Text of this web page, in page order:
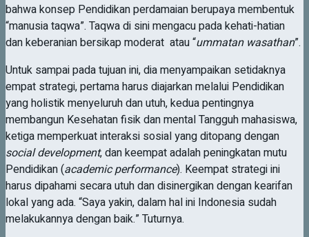
bahwa konsep Pendidikan perdamaian berupaya membentuk
“manusia taqwa”. Taqwa di sini mengacu pada kehati-hatian
dan keberanian bersikap moderat atau “ummatan wasathan”.
Untuk sampai pada tujuan ini, dia menyampaikan setidaknya
empat strategi, pertama harus diajarkan melalui Pendidikan
yang holistik menyeluruh dan utuh, kedua pentingnya
membangun Kesehatan fisik dan mental Tangguh mahasiswa,
ketiga memperkuat interaksi sosial yang ditopang dengan
social development, dan keempat adalah peningkatan mutu
Pendidikan (academic performance). Keempat strategi ini
harus dipahami secara utuh dan disinergikan dengan kearifan
lokal yang ada. “Saya yakin, dalam hal ini Indonesia sudah
melakukannya dengan baik.” Tuturnya.